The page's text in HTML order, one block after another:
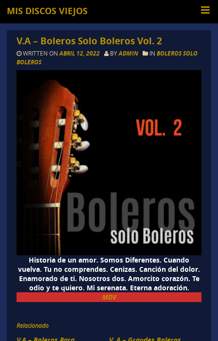
MIS DISCOS VIEJOS
V.A – Boleros Solo Boleros Vol. 2
WRITTEN ON ABRIL 12, 2022 BYADMIN IN BOLEROS SOLO
BOLEROS
Historia de un amor. Somos Diferentes. Cuando
vuelva. Tu no comprendes. Cenizas. Canción del dolor.
Enamorado de ti. Nosotros dos. Amorcito corazón. Te
odio y te quiero. Mi serenata. Eterna adoración.
MDV
Relacionado